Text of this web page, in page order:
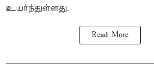
உயர்ந்துள்ளது.
Read More